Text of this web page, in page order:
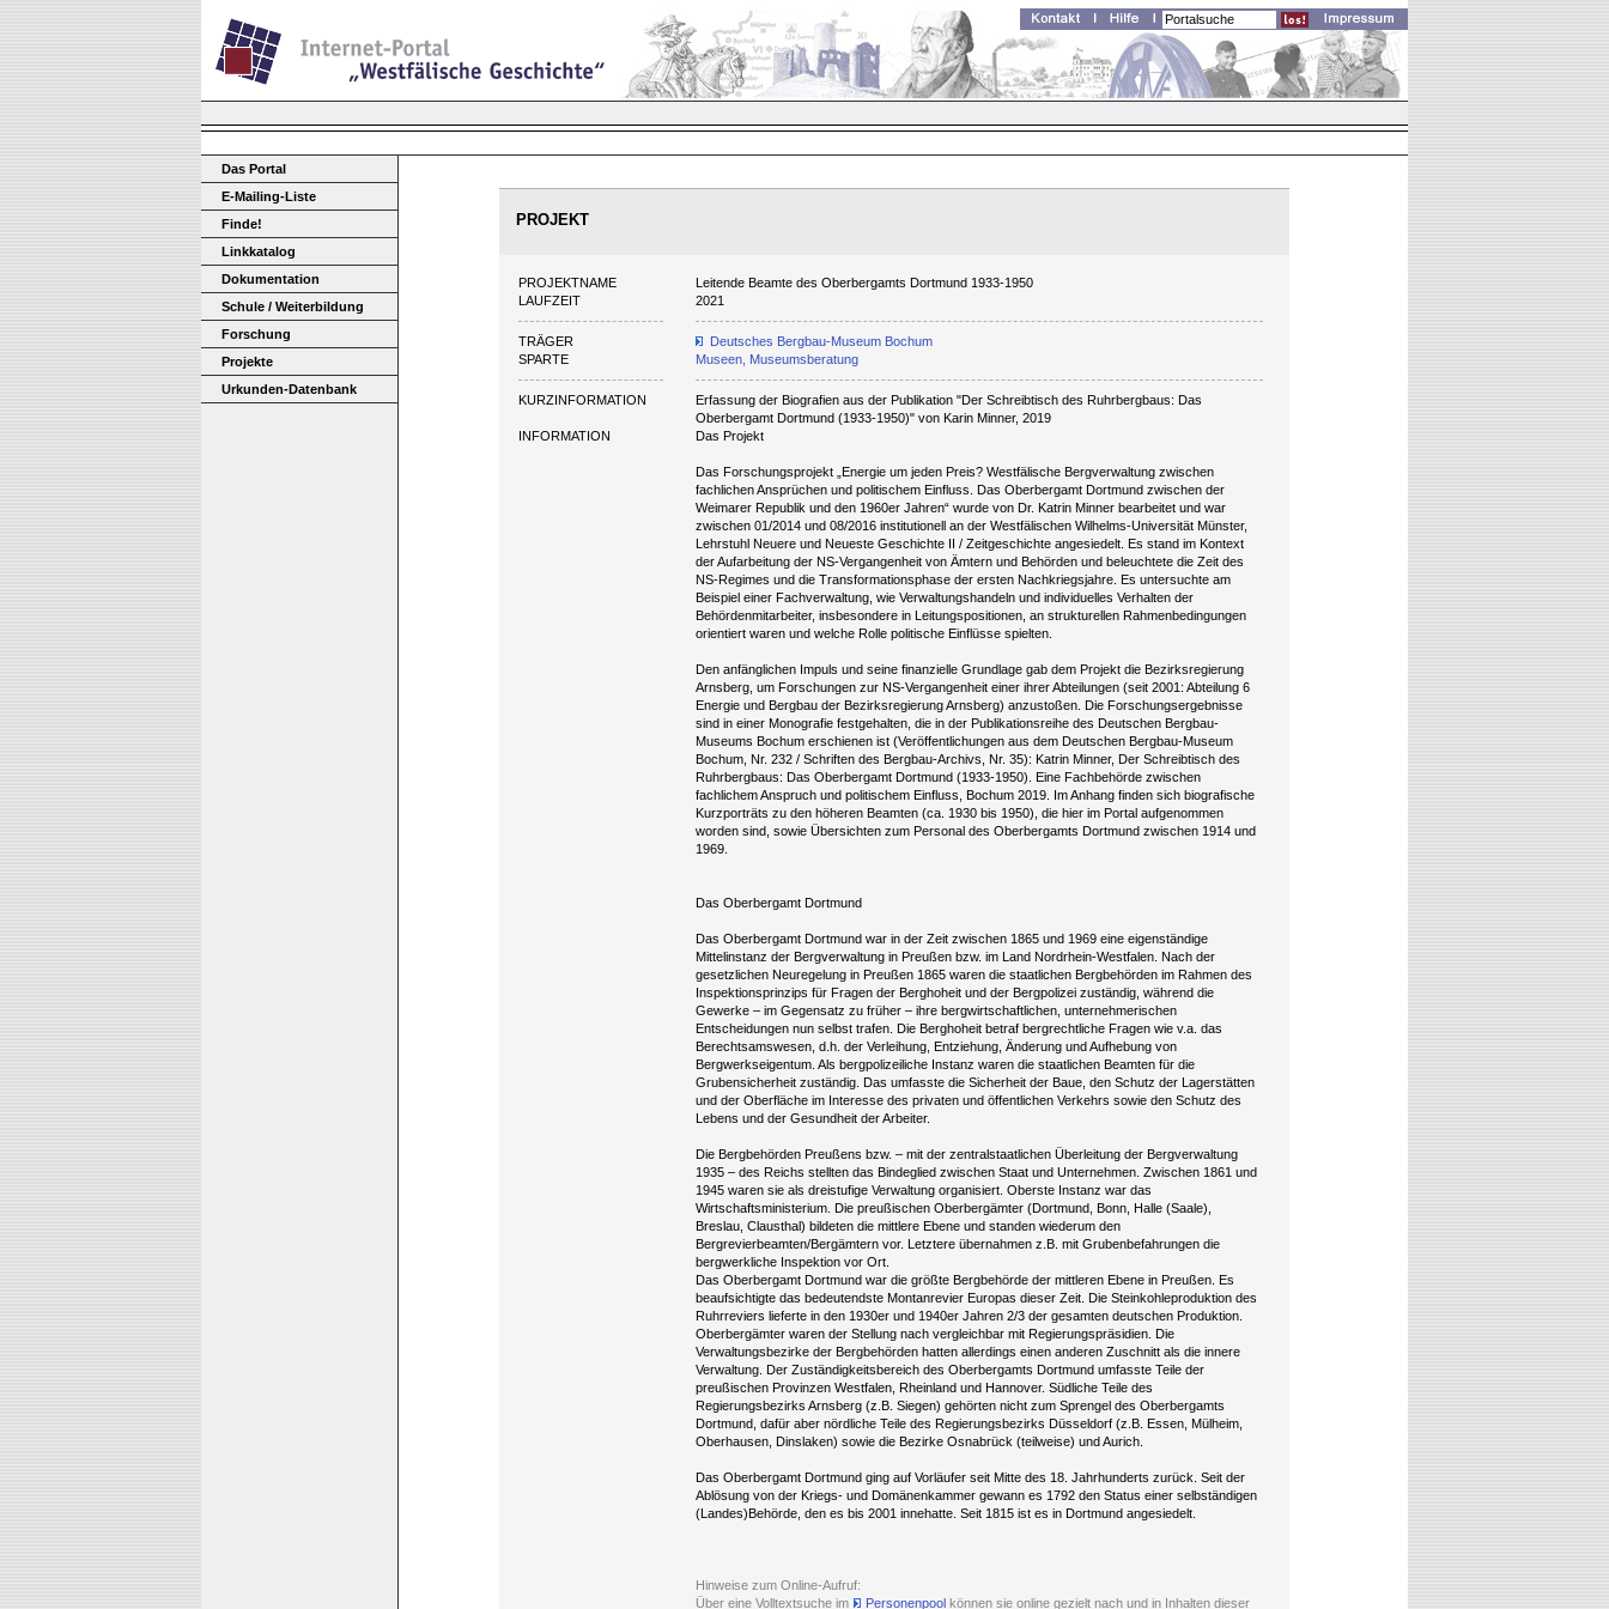
Das Portal
E-Mailing-Liste
Finde!
Linkkatalog
Dokumentation
Schule / Weiterbildung
Forschung
Projekte
Urkunden-Datenbank
PROJEKT
PROJEKTNAME
Leitende Beamte des Oberbergamts Dortmund 1933-1950
LAUFZEIT
2021
TRÄGER
Deutsches Bergbau-Museum Bochum
SPARTE
Museen, Museumsberatung
KURZINFORMATION
Erfassung der Biografien aus der Publikation "Der Schreibtisch des Ruhrbergbaus: Das
Oberbergamt Dortmund (1933-1950)" von Karin Minner, 2019
INFORMATION
Das Projekt
Das Forschungsprojekt „Energie um jeden Preis? Westfälische Bergverwaltung zwischen
fachlichen Ansprüchen und politischem Einfluss. Das Oberbergamt Dortmund zwischen der
Weimarer Republik und den 1960er Jahren“ wurde von Dr. Katrin Minner bearbeitet und war
zwischen 01/2014 und 08/2016 institutionell an der Westfälischen Wilhelms-Universität Münster,
Lehrstuhl Neuere und Neueste Geschichte II / Zeitgeschichte angesiedelt. Es stand im Kontext
der Aufarbeitung der NS-Vergangenheit von Ämtern und Behörden und beleuchtete die Zeit des
NS-Regimes und die Transformationsphase der ersten Nachkriegsjahre. Es untersuchte am
Beispiel einer Fachverwaltung, wie Verwaltungshandeln und individuelles Verhalten der
Behördenmitarbeiter, insbesondere in Leitungspositionen, an strukturellen Rahmenbedingungen
orientiert waren und welche Rolle politische Einflüsse spielten.
Den anfänglichen Impuls und seine finanzielle Grundlage gab dem Projekt die Bezirksregierung
Arnsberg, um Forschungen zur NS-Vergangenheit einer ihrer Abteilungen (seit 2001: Abteilung 6
Energie und Bergbau der Bezirksregierung Arnsberg) anzustoßen. Die Forschungsergebnisse
sind in einer Monografie festgehalten, die in der Publikationsreihe des Deutschen Bergbau-
Museums Bochum erschienen ist (Veröffentlichungen aus dem Deutschen Bergbau-Museum
Bochum, Nr. 232 / Schriften des Bergbau-Archivs, Nr. 35): Katrin Minner, Der Schreibtisch des
Ruhrbergbaus: Das Oberbergamt Dortmund (1933-1950). Eine Fachbehörde zwischen
fachlichem Anspruch und politischem Einfluss, Bochum 2019. Im Anhang finden sich biografische
Kurzporträts zu den höheren Beamten (ca. 1930 bis 1950), die hier im Portal aufgenommen
worden sind, sowie Übersichten zum Personal des Oberbergamts Dortmund zwischen 1914 und
1969.
Das Oberbergamt Dortmund
Das Oberbergamt Dortmund war in der Zeit zwischen 1865 und 1969 eine eigenständige
Mittelinstanz der Bergverwaltung in Preußen bzw. im Land Nordrhein-Westfalen. Nach der
gesetzlichen Neuregelung in Preußen 1865 waren die staatlichen Bergbehörden im Rahmen des
Inspektionsprinzips für Fragen der Berghoheit und der Bergpolizei zuständig, während die
Gewerke – im Gegensatz zu früher – ihre bergwirtschaftlichen, unternehmerischen
Entscheidungen nun selbst trafen. Die Berghoheit betraf bergrechtliche Fragen wie v.a. das
Berechtsamswesen, d.h. der Verleihung, Entziehung, Änderung und Aufhebung von
Bergwerkseigentum. Als bergpolizeiliche Instanz waren die staatlichen Beamten für die
Grubensicherheit zuständig. Das umfasste die Sicherheit der Baue, den Schutz der Lagerstätten
und der Oberfläche im Interesse des privaten und öffentlichen Verkehrs sowie den Schutz des
Lebens und der Gesundheit der Arbeiter.
Die Bergbehörden Preußens bzw. – mit der zentralstaatlichen Überleitung der Bergverwaltung
1935 – des Reichs stellten das Bindeglied zwischen Staat und Unternehmen. Zwischen 1861 und
1945 waren sie als dreistufige Verwaltung organisiert. Oberste Instanz war das
Wirtschaftsministerium. Die preußischen Oberbergämter (Dortmund, Bonn, Halle (Saale),
Breslau, Clausthal) bildeten die mittlere Ebene und standen wiederum den
Bergrevierbeamten/Bergämtern vor. Letztere übernahmen z.B. mit Grubenbefahrungen die
bergwerkliche Inspektion vor Ort.
Das Oberbergamt Dortmund war die größte Bergbehörde der mittleren Ebene in Preußen. Es
beaufsichtigte das bedeutendste Montanrevier Europas dieser Zeit. Die Steinkohleproduktion des
Ruhrreviers lieferte in den 1930er und 1940er Jahren 2/3 der gesamten deutschen Produktion.
Oberbergämter waren der Stellung nach vergleichbar mit Regierungspräsidien. Die
Verwaltungsbezirke der Bergbehörden hatten allerdings einen anderen Zuschnitt als die innere
Verwaltung. Der Zuständigkeitsbereich des Oberbergamts Dortmund umfasste Teile der
preußischen Provinzen Westfalen, Rheinland und Hannover. Südliche Teile des
Regierungsbezirks Arnsberg (z.B. Siegen) gehörten nicht zum Sprengel des Oberbergamts
Dortmund, dafür aber nördliche Teile des Regierungsbezirks Düsseldorf (z.B. Essen, Mülheim,
Oberhausen, Dinslaken) sowie die Bezirke Osnabrück (teilweise) und Aurich.
Das Oberbergamt Dortmund ging auf Vorläufer seit Mitte des 18. Jahrhunderts zurück. Seit der
Ablösung von der Kriegs- und Domänenkammer gewann es 1792 den Status einer selbständigen
(Landes)Behörde, den es bis 2001 innehatte. Seit 1815 ist es in Dortmund angesiedelt.
Hinweise zum Online-Aufruf:
Über eine Volltextsuche im
Personenpool können sie online gezielt nach und in Inhalten dieser